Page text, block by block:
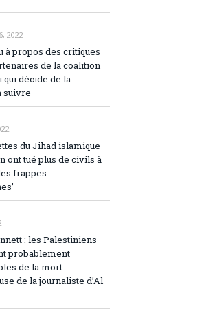
2022
à propos des critiques
de la coalition
qui décide de la
suivre
du Jihad islamique
ont tué plus de civils à
frappes
: les Palestiniens
probablement
de la mort
de la journaliste d’Al